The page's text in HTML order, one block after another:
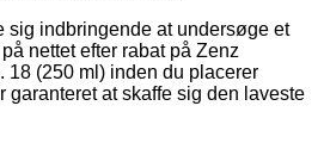
sig indbringende at undersøge et
nettet efter rabat på Zenz
18 (250 ml) inden du placerer
garanteret at skaffe sig den laveste